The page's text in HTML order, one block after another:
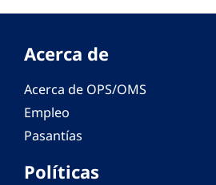
Acerca de
Acerca de OPS/OMS
Empleo
Pasantías
Políticas